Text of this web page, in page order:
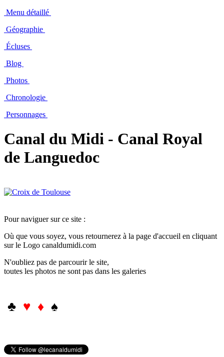
Menu détaillé
Géographie
Écluses
Blog
Photos
Chronologie
Personnages
Canal du Midi - Canal Royal
de Languedoc
Pour naviguer sur ce site :
Où que vous soyez, vous retournerez à la page d'accueil en cliquant
sur le Logo canaldumidi.com
N'oubliez pas de parcourir le site,
toutes les photos ne sont pas dans les galeries
♣ ♥ ♦ ♠